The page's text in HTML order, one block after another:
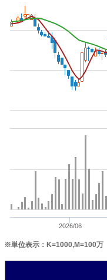
2026/06
※単位表示：K=1000,M=100万